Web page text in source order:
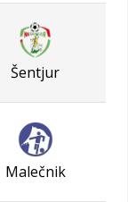
Šentjur
Malečnik